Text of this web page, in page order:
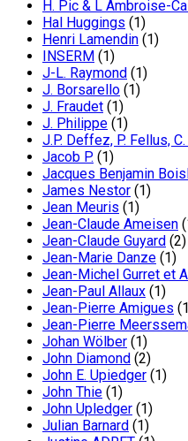
H. Pic & L Ambroise-
Hal Huggings (1)
Henri Lamendin (1)
INSERM (1)
J-L. Raymond (1)
J. Borsarello (1)
J. Fraudet (1)
J. Philippe (1)
J.P. Deffez, P. Fellus,
Jacob P. (1)
Jacques Benjamin
James Nestor (1)
Jean Meuris (1)
Jean-Claude Ameisen
Jean-Claude Guyard (2)
Jean-Marie Danze (1)
Jean-Michel Gurret et
Jean-Paul Allaux (1)
Jean-Pierre Amigues
Jean-Pierre
Johan Wölber (1)
John Diamond (2)
John E. Upiedger (1)
John Thie (1)
John Upledger (1)
Julian Barnard (1)